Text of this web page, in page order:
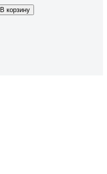
В корзину